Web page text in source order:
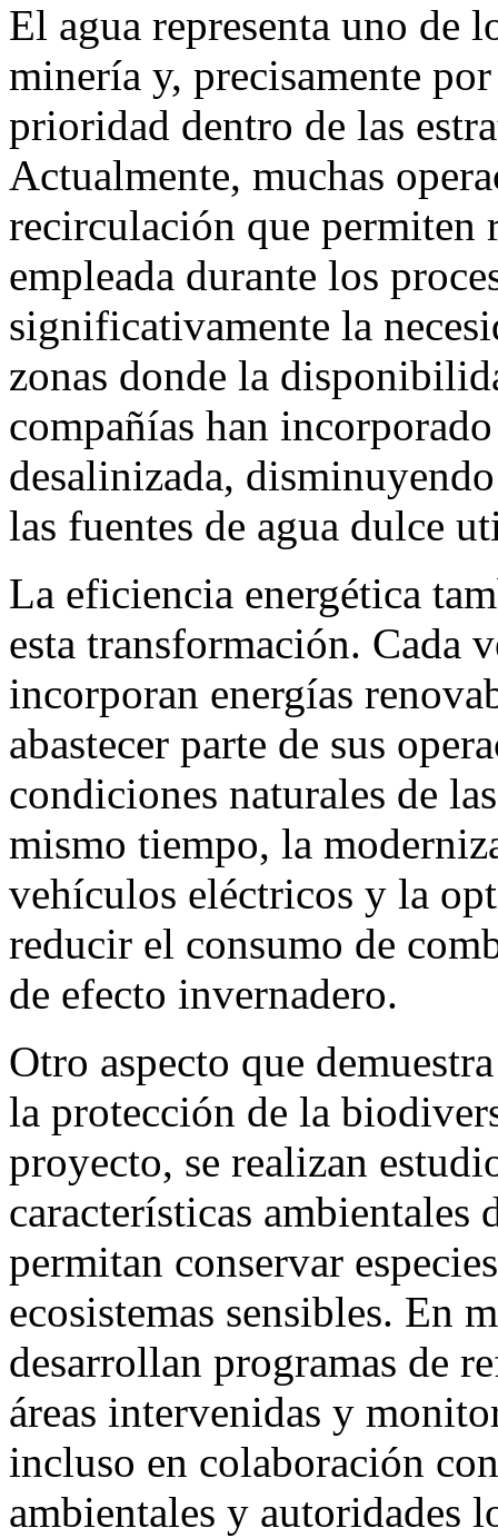
El agua representa uno de
minería y, precisamente
prioridad dentro de las
Actualmente, muchas
recirculación que permiten
empleada durante los
significativamente la
zonas donde la
compañías han
desalinizada,
las fuentes de agua dulce
La eficiencia energética
esta transformación. Cada
incorporan energías
abastecer parte de sus
condiciones naturales de
mismo tiempo, la
vehículos eléctricos y la
reducir el consumo de
de efecto invernadero.
Otro aspecto que
la protección de la
proyecto, se realizan
características ambientales
permitan conservar
ecosistemas sensibles. En
desarrollan programas de
áreas intervenidas y
incluso en colaboración
ambientales y autoridades